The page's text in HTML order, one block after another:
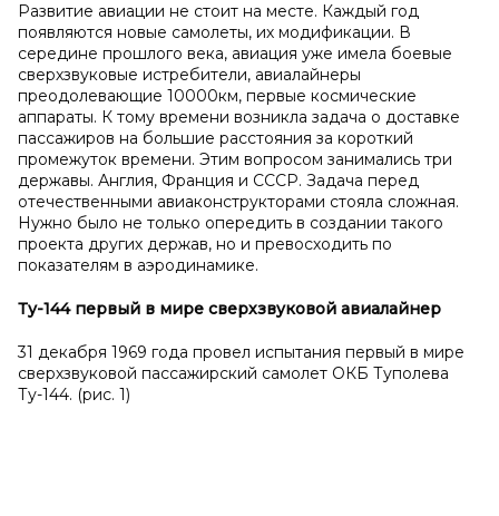
Развитие авиации не стоит на месте. Каждый год
появляются новые самолеты, их модификации. В
середине прошлого века, авиация уже имела боевые
сверхзвуковые истребители, авиалайнеры
преодолевающие 10000км, первые космические
аппараты. К тому времени возникла задача о доставке
пассажиров на большие расстояния за короткий
промежуток времени. Этим вопросом занимались три
державы. Англия, Франция и СССР. Задача перед
отечественными авиаконструкторами стояла сложная.
Нужно было не только опередить в создании такого
проекта других держав, но и превосходить по
показателям в аэродинамике.
Ту-144 первый в мире сверхзвуковой авиалайнер
31 декабря 1969 года провел испытания первый в мире
сверхзвуковой пассажирский самолет ОКБ Туполева
Ту-144. (рис. 1)